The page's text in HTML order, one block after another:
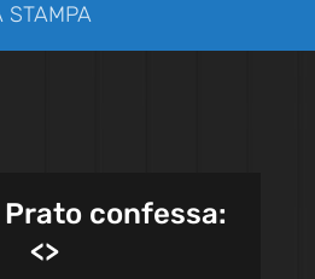
STAMPA
Prato confessa:
<>